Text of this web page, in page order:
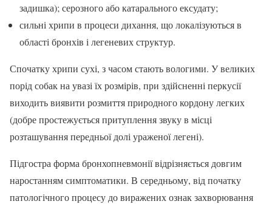
задишка); серозного або катарального ексудату;
сильні хрипи в процеси дихання, що локалізуються в
області бронхів і легеневих структур.
Спочатку хрипи сухі, з часом стають вологими. У великих
порід собак на увазі їх розмірів, при здійсненні перкусії
виходить виявити розмиття природного кордону легких
(добре простежується притуплення звуку в місці
розташування передньої долі ураженої легені).
Підгостра форма бронхопневмонії відрізняється довгим
наростанням симптоматики. В середньому, від початку
патологічного процесу до виражених ознак захворювання